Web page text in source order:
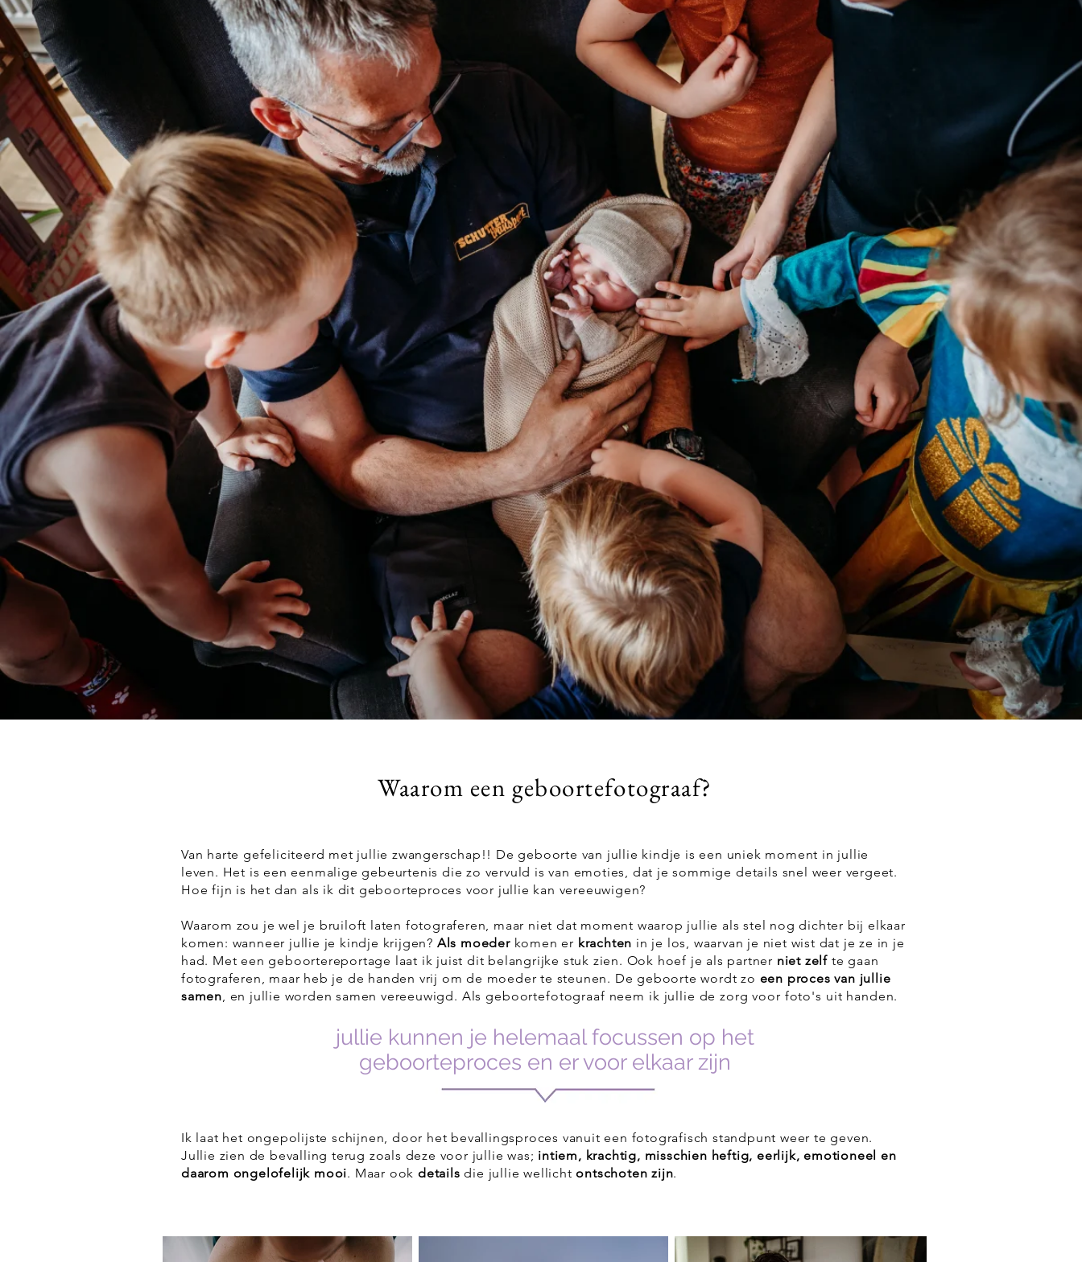
Waarom een geboortefotograaf?
Van harte gefeliciteerd met jullie zwangerschap!! De geboorte van jullie kindje is een uniek moment in jullie
leven. Het is een eenmalige gebeurtenis die zo vervuld is van emoties, dat je sommige details snel weer vergeet.
Hoe fijn is het dan als ik dit geboorteproces voor jullie kan vereeuwigen?
Waarom zou je wel je bruiloft laten fotograferen, maar niet dat moment waarop jullie als stel nog dichter bij elkaar
komen: wanneer jullie je kindje krijgen? Als moederkomen er krachten in je los, waarvan je niet wist dat je ze in je
had. Met een geboortereportage laat ik juist dit belangrijke stuk zien. Ook hoef je als partner niet zelf te gaan
fotograferen, maar heb je de handen vrij om de moeder te steunen. De geboorte wordt zo een proces van jullie
samen, en jullie worden samen vereeuwigd. Als geboortefotograaf neem ik jullie de zorg voor foto's uit handen.
Ik laat het ongepolijste schijnen, door het bevallingsproces vanuit een fotografisch standpunt weer te geven.
Jullie zien de bevalling terug zoals deze voor jullie was; intiem, krachtig, misschien heftig, eerlijk, emotioneel en
daarom ongelofelijk mooi. Maar ookdetails die jullie wellichtontschoten zijn.
jullie kunnen je helemaal focussen op het
geboorteproces en er voor elkaar zijn